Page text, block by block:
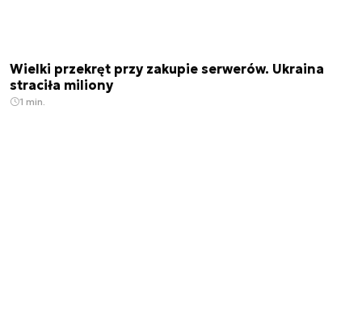
Wielki przekręt przy zakupie serwerów. Ukraina
straciła miliony
1 min.